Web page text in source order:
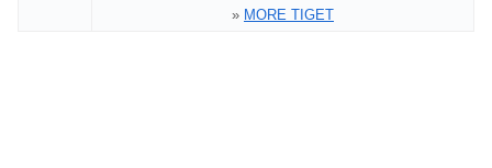
» MORE TIGET